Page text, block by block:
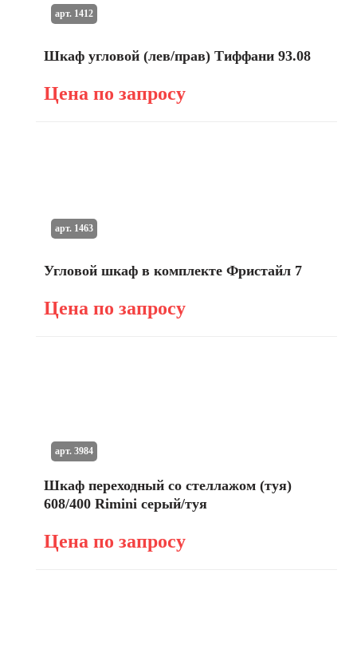
Шкаф угловой (лев/прав) Тиффани 93.08
Цена по запросу
арт. 1412
Угловой шкаф в комплекте Фристайл 7
Цена по запросу
арт. 1463
Шкаф переходный со стеллажом (туя)
608/400 Rimini серый/туя
Цена по запросу
арт. 3984